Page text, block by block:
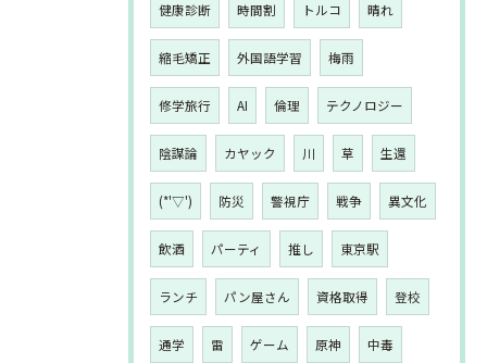
健康診断 時間割 トルコ 晴れ
縮毛矯正 外国語学習 梅雨
修学旅行 AI 倫理 テクノロジー
陰謀論 カヤック 川 草 生還
(*'▽') 防災 警視庁 戦争 異文化
飲酒 パーティ 推し 東京駅
ランチ パン屋さん 資格取得 登校
通学 雷 ゲーム 原神 中毒